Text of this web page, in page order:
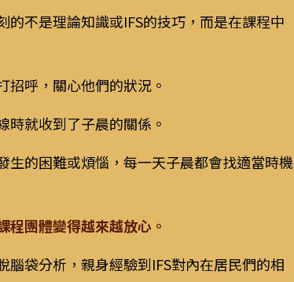
不是理論知識或IFS的技巧，而是在課程中
呼，關心他們的狀況。
就收到了子晨的關係。
的困難或煩惱，每一天子晨都會找適當時機
程團體變得越來越放心。
袋分析，親身經驗到IFS對內在居民們的相